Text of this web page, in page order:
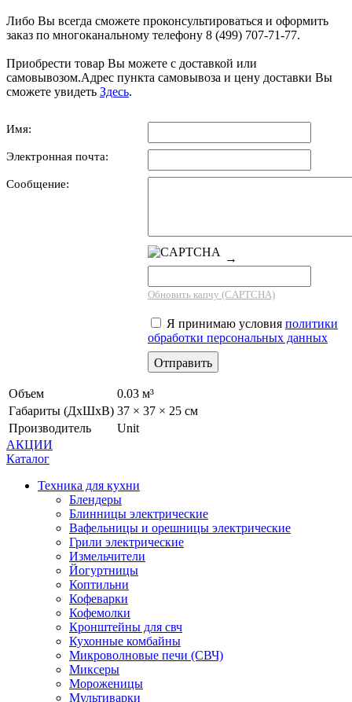
Либо Вы всегда сможете проконсультироваться и оформить
заказ по многоканальному телефону 8 (499) 707-71-77.
Приобрести товар Вы можете с доставкой или
самовывозом.Адрес пункта самовывоза и цену доставки Вы
сможете увидеть Здесь.
Имя:
Электронная почта:
Сообщение:
→
Обновить капчу (CAPTCHA)
Я принимаю условия политики
обработки персональных данных
Объем
0.03 м³
Габариты (ДхШхВ) 37 × 37 × 25 см
Производитель
Unit
АКЦИИ
Каталог
Техника для кухни
Блендеры
Блинницы электрические
Вафельницы и орешницы электрические
Грили электрические
Измельчители
Йогуртницы
Коптильни
Кофеварки
Кофемолки
Кронштейны для свч
Кухонные комбайны
Микроволновые печи (СВЧ)
Миксеры
Мороженицы
Мультиварки